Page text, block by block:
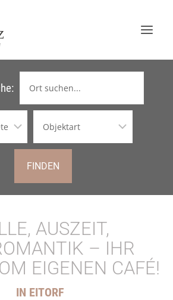
FINDEN
AUSZEIT,
– IHR
EIGENEN CAFÉ!
IN EITORF